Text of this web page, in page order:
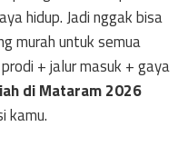
hidup. Jadi nggak bisa
murah untuk semua
+ jalur masuk + gaya
di Mataram 2026
kamu.